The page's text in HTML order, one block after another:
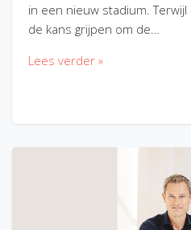
in een nieuw stadium.
de kans grijpen om de…
Lees verder »